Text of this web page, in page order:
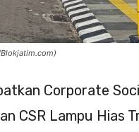
Blokjatim.com)
Corporate
CSR Lampu Hias